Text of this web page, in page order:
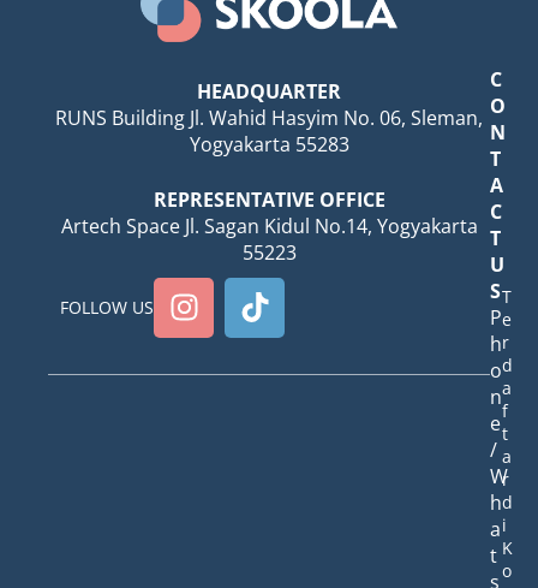
HEADQUARTER
RUNS Building Jl. Wahid Hasyim No. 06, Sleman,
Yogyakarta 55283
REPRESENTATIVE OFFICE
Artech Space Jl. Sagan Kidul No.14, Yogyakarta
55223
FOLLOW US
C
O
N
T
A
C
T
U
S
P
h
o
n
e
/
W
h
a
t
s
T
e
r
d
a
f
t
a
r
d
i
K
o